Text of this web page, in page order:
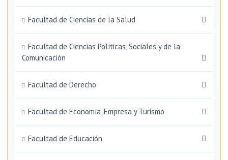
Facultad de Ciencias de la Salud
Facultad de Ciencias Políticas, Sociales y de la
Comunicación
Facultad de Derecho
Facultad de Economía, Empresa y Turismo
Facultad de Educación